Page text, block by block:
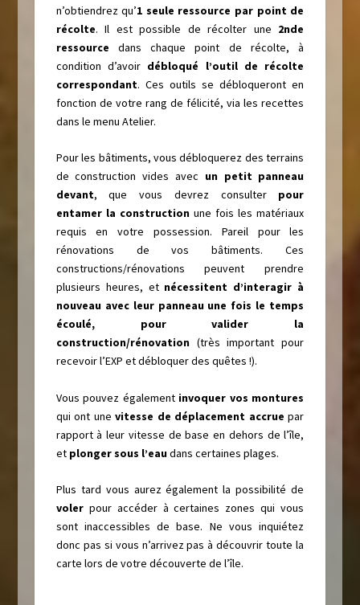
n’obtiendrez qu’1 seule ressource par point de
récolte. Il est possible de récolter une 2nde
ressource dans chaque point de récolte, à
condition d’avoir débloqué l’outil de récolte
correspondant. Ces outils se débloqueront en
fonction de votre rang de félicité, via les recettes
dans le menu Atelier.
Pour les bâtiments, vous débloquerez des terrains
de construction vides avec un petit panneau
devant, que vous devrez consulter pour
entamer la constructionune fois les matériaux
requis en votre possession. Pareil pour les
rénovations de vos bâtiments. Ces
constructions/rénovations peuvent prendre
plusieurs heures, et nécessitent d’interagir à
nouveau avec leur panneau une fois le temps
écoulé, pour valider la
construction/rénovation (très important pour
recevoir l’EXP et débloquer des quêtes !).
Vous pouvez également invoquer vos montures
qui ont unevitesse de déplacement accrue par
rapport à leur vitesse de base en dehors de l’île,
et plonger sous l’eaudans certaines plages.
Plus tard vous aurez également la possibilité de
volerpour accéder à certaines zones qui vous
sont inaccessibles de base. Ne vous inquiétez
donc pas si vous n’arrivez pas à découvrir toute la
carte lors de votre découverte de l’île.